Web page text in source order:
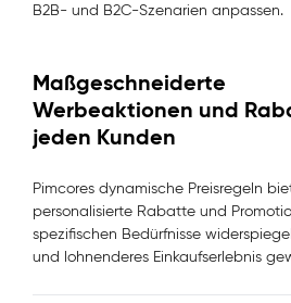
B2B- und B2C-Szenarien anpassen.
Maßgeschneiderte
Werbeaktionen und
jeden Kunden
Pimcores dynamische Preisregeln
personalisierte Rabatte und
spezifischen Bedürfnisse
und lohnenderes Einkaufserlebnis